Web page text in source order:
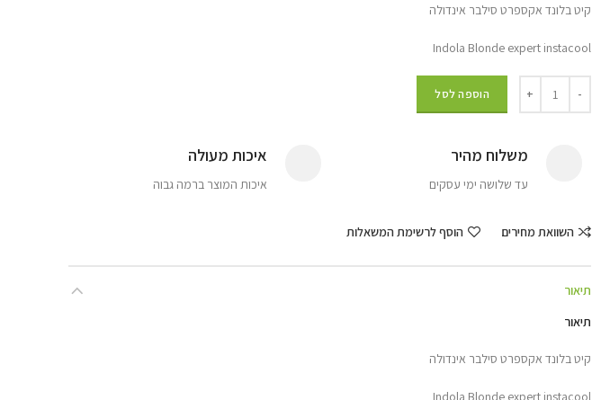
קיט בלונד אקספרט סילבר אינדולה
Indola Blonde expert instacool
הוספה לסל
משלוח מהיר
עד שלושה ימי עסקים
איכות מעולה
איכות המוצר ברמה גבוה
השוואת מחירים הוסף לרשימת המשאלות
תיאור
תיאור
קיט בלונד אקספרט סילבר אינדולה
Indola Blonde expert instacool